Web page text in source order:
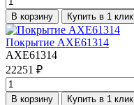
В корзину Купить в 1 клик
Покрытие AXE61314
AXE61314
22251 ₽
В корзину Купить в 1 клик